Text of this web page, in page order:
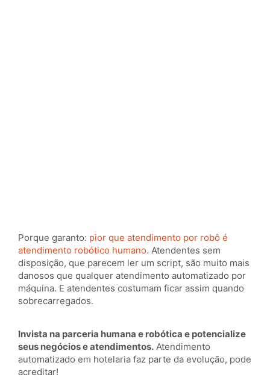
Porque garanto: pior que atendimento por robô é
atendimento robótico humano. Atendentes sem
disposição, que parecem ler um script, são muito mais
danosos que qualquer atendimento automatizado por
máquina. E atendentes costumam ficar assim quando
sobrecarregados.
Invista na parceria humana e robótica e potencialize
seus negócios e atendimentos. Atendimento
automatizado em hotelaria faz parte da evolução, pode
acreditar!